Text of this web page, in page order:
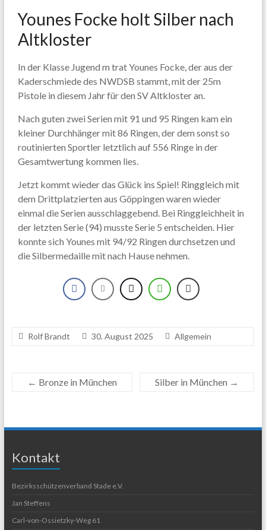
Younes Focke holt Silber nach
Altkloster
In der Klasse Jugend m trat Younes Focke, der aus der
Kaderschmiede des NWDSB stammt, mit der 25m
Pistole in diesem Jahr für den SV Altkloster an.
Nach guten zwei Serien mit 91 und 95 Ringen kam ein
kleiner Durchhänger mit 86 Ringen, der dem sonst so
routinierten Sportler letztlich auf 556 Ringe in der
Gesamtwertung kommen lies.
Jetzt kommt wieder das Glück ins Spiel! Ringgleich mit
dem Drittplatzierten aus Göppingen waren wieder
einmal die Serien ausschlaggebend. Bei Ringgleichheit in
der letzten Serie (94) musste Serie 5 entscheiden. Hier
konnte sich Younes mit 94/92 Ringen durchsetzen und
die Silbermedaille mit nach Hause nehmen.
Rolf Brandt 30. August 2025 Allgemein
← Bronze in München Silber in München →
Kontakt
Bezirksschützenverband Stade e.V.
Jan Steffens
Carl-von-Ossietzky-Weg 61